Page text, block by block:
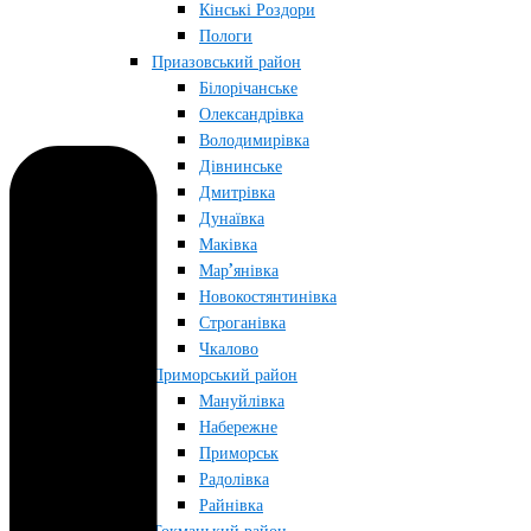
Кінські Роздори
Пологи
Приазовський район
Білорічанське
Олександрівка
Володимирівка
Дівнинське
Дмитрівка
Дунаївка
Маківка
Мар’янівка
Новокостянтинівка
Строганівка
Чкалово
Приморський район
Мануйлівка
Набережне
Приморськ
Радолівка
Райнівка